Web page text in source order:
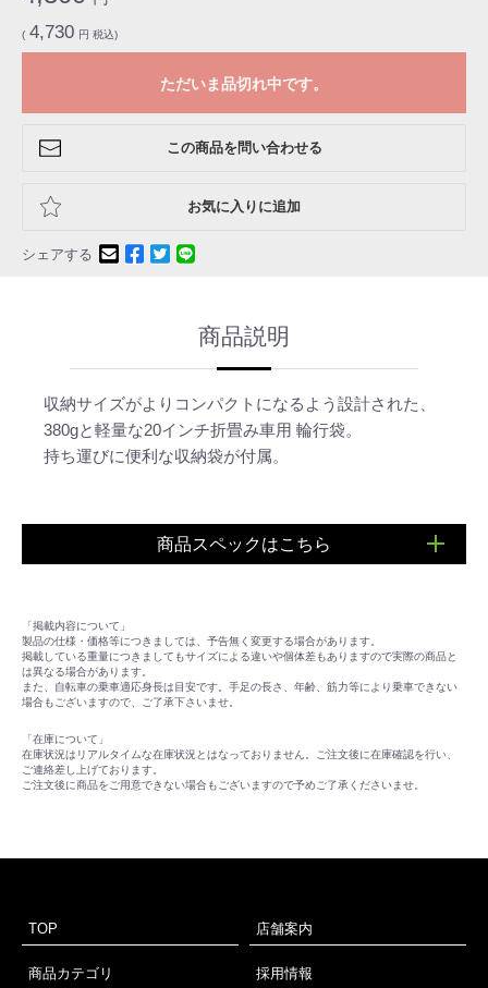
( 4,730 円 税込)
ただいま品切れ中です。
この商品を問い合わせる
お気に入りに追加
シェアする
商品説明
収納サイズがよりコンパクトになるよう設計された、
380gと軽量な20インチ折畳み車用 輪行袋。
持ち運びに便利な収納袋が付属。
商品スペックはこちら
■サイズ：L920 x W290 x H800mm
■重量：380g
「掲載内容について」
製品の仕様・価格等につきましては、予告無く変更する場合があります。
掲載している重量につきましてもサイズによる違いや個体差もありますので実際の商品と
は異なる場合があります。
また、自転車の乗車適応身長は目安です。手足の長さ、年齢、筋力等により乗車できない
場合もございますので、ご了承下さいませ。
「在庫について」
在庫状況はリアルタイムな在庫状況とはなっておりません。ご注文後に在庫確認を行い、
ご連絡差し上げております。
ご注文後に商品をご用意できない場合もございますので予めご了承くださいませ。
TOP 店舗案内
商品カテゴリ 採用情報